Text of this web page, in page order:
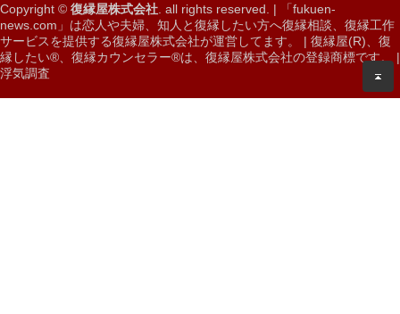
Copyright © 復縁屋株式会社 . all rights reserved. | 「fukuen-
news.com」は恋人や夫婦、知人と復縁したい方へ復縁相談、復縁工作
サービスを提供する復縁屋株式会社が運営してます。 | 復縁屋(R)
復
縁したい®
復縁カウンセラー®は、 復縁屋株式会社の登録商標です。 |
浮気調査